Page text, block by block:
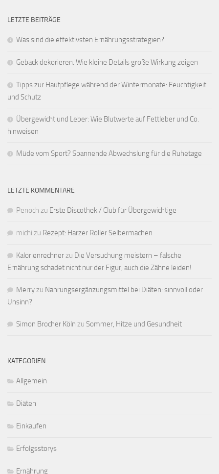
LETZTE BEITRÄGE
Was sind die effektivsten Ernährungsstrategien?
Gebäck dekorieren: Wie kleine Details große Wirkung zeigen
Tipps zur Hautpflege während der Wintermonate: Feuchtigkeit
und Schutz
Übergewicht und Leber: Wie Blutwerte auf Fettleber und Co.
hinweisen
Müde vom Sport? Spannende Abwechslung für die Ruhetage
LETZTE KOMMENTARE
Penoch zu Erste Discothek / Club für Übergewichtige
michi zu Rezept: Harzer Roller Selbermachen
Kalorienrechnerzu Die Versuchung meistern – falsche
Ernährung schadet nicht nur der Figur, auch die Zähne leiden!
Merryzu Nahrungsergänzungsmittel bei Diäten: sinnvoll oder
Unsinn?
Simon Brocher Köln zu Sommer, Hitze und Gesundheit
KATEGORIEN
Allgemein
Diäten
Einkaufen
Erfolgsstorys
Ernährung